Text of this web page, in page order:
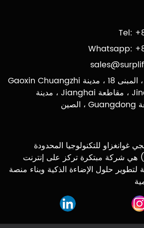
Tel:
Whatsapp:
عنوان: الطوابق 4-5 ، المبنى 18 ، مدينة Gaoxin Chuangzhi
، رقم 253 طريق Jinou ، مقاطعة Jianghai ، مدينة
غوانغزاو للتكنولوجيا المحدودة
هي شركة مبتكرة تركز على إنترنت
لتطوير حلول الإضاءة الذكية وبناء منصة